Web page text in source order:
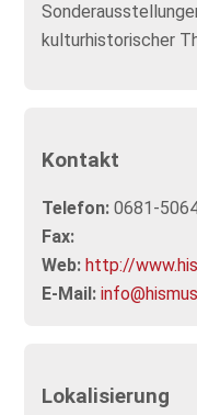
kulturhistorischer
Kontakt
Telefon: 0681-
Fax:
Web: http://
E-Mail:
Lokalisierung